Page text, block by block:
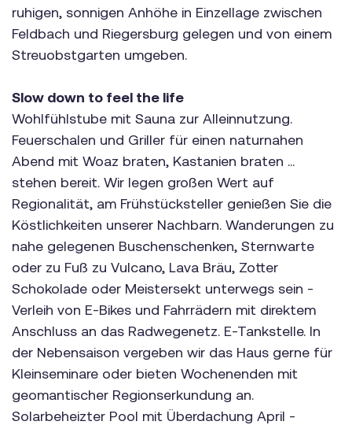
ruhigen, sonnigen Anhöhe in Einzellage zwischen
Feldbach und Riegersburg gelegen und von einem
Streuobstgarten umgeben.
Slow down to feel the life
Wohlfühlstube mit Sauna zur Alleinnutzung.
Feuerschalen und Griller für einen naturnahen
Abend mit Woaz braten, Kastanien braten ...
stehen bereit. Wir legen großen Wert auf
Regionalität, am Frühstücksteller genießen Sie die
Köstlichkeiten unserer Nachbarn. Wanderungen zu
nahe gelegenen Buschenschenken, Sternwarte
oder zu Fuß zu Vulcano, Lava Bräu, Zotter
Schokolade oder Meistersekt unterwegs sein -
Verleih von E-Bikes und Fahrrädern mit direktem
Anschluss an das Radwegenetz. E-Tankstelle. In
der Nebensaison vergeben wir das Haus gerne für
Kleinseminare oder bieten Wochenenden mit
geomantischer Regionserkundung an.
Solarbeheizter Pool mit Überdachung April -